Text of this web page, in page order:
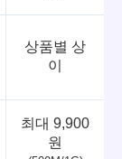
상품별 상
이
최대 9,900
원